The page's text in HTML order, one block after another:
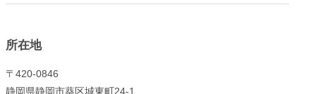
所在地
〒420-0846
静岡県静岡市葵区城東町24-1